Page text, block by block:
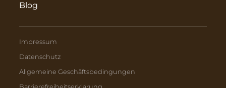
Blog
Impressum
Datenschutz
Allgemeine Geschäftsbedingungen